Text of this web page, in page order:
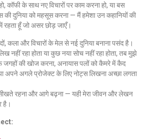
कॉफी के साथ नए विचारों पर काम करना हो, या बस
की दुनिया को महसूस करना — मैं हमेशा उन कहानियों की
रहता हूँ जो असर छोड़ जाएँ।
कला और विचारों के मेल से नई दुनिया बनाना पसंद है।
नहीं रहा होता या कुछ नया सोच नहीं रहा होता, तब मुझे
की खोज करना, अनायास पलों को कैमरे में कैद
अपने अगले प्रोजेक्ट के लिए नोट्स लिखना अच्छा लगता
रहना और आगे बढ़ना — यही मेरा जीवन और लेखन
है।